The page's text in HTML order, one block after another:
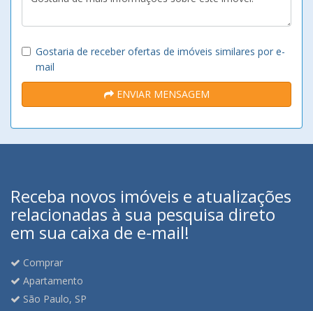
Gostaria de receber ofertas de imóveis similares por e-
mail
ENVIAR MENSAGEM
Receba novos imóveis e atualizações
relacionadas à sua pesquisa direto
em sua caixa de e-mail!
Comprar
Apartamento
São Paulo, SP